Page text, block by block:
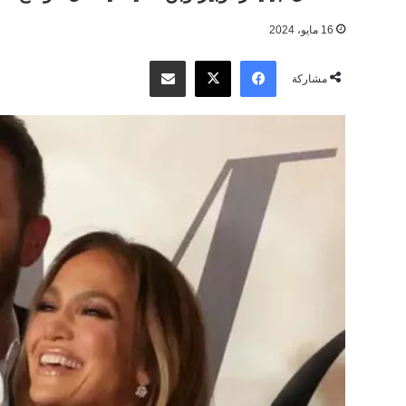
16 مايو، 2024
مشاركة
فيسبوك
‫X مشاركة عبر البريد